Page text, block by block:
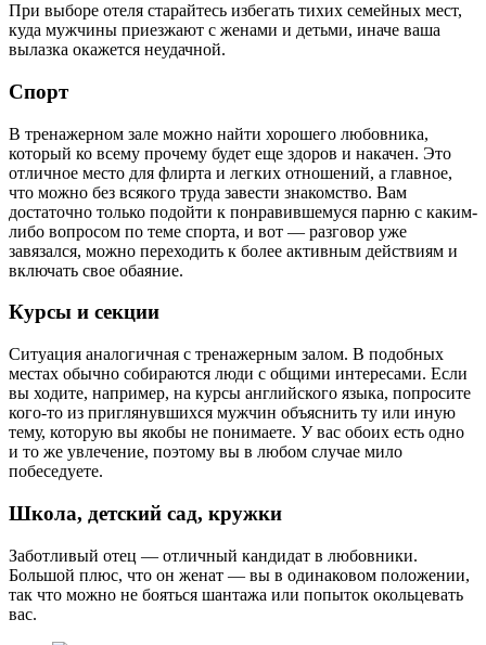
При выборе отеля старайтесь избегать тихих семейных мест,
куда мужчины приезжают с женами и детьми, иначе ваша
вылазка окажется неудачной.
Спорт
В тренажерном зале можно найти хорошего любовника,
который ко всему прочему будет еще здоров и накачен. Это
отличное место для флирта и легких отношений, а главное,
что можно без всякого труда завести знакомство. Вам
достаточно только подойти к понравившемуся парню с каким-
либо вопросом по теме спорта, и вот — разговор уже
завязался, можно переходить к более активным действиям и
включать свое обаяние.
Курсы и секции
Ситуация аналогичная с тренажерным залом. В подобных
местах обычно собираются люди с общими интересами. Если
вы ходите, например, на курсы английского языка, попросите
кого-то из приглянувшихся мужчин объяснить ту или иную
тему, которую вы якобы не понимаете. У вас обоих есть одно
и то же увлечение, поэтому вы в любом случае мило
побеседуете.
Школа, детский сад, кружки
Заботливый отец — отличный кандидат в любовники.
Большой плюс, что он женат — вы в одинаковом положении,
так что можно не бояться шантажа или попыток окольцевать
вас.